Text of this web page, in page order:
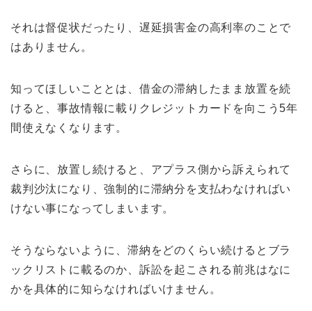
それは督促状だったり、遅延損害金の高利率のことで
はありません。
知ってほしいこととは、借金の滞納したまま放置を続
けると、事故情報に載りクレジットカードを向こう5年
間使えなくなります。
さらに、放置し続けると、アプラス側から訴えられて
裁判沙汰になり、強制的に滞納分を支払わなければい
けない事になってしまいます。
そうならないように、滞納をどのくらい続けるとブラ
ックリストに載るのか、訴訟を起こされる前兆はなに
かを具体的に知らなければいけません。